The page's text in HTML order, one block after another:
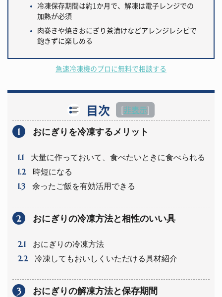
冷凍保存期間は約1か月で、解凍は電子レンジでの
加熱が必須
肉巻きや焼きおにぎり茶漬けなどアレンジレシピで
飽きずに楽しめる
急速冷凍機のプロに無料で相談する
目次 [非表示]
1 おにぎりを冷凍するメリット
1.1 大量に作っておいて、食べたいときに食べられる
1.2 時短になる
1.3 余ったご飯を有効活用できる
2 おにぎりの冷凍方法と相性のいい具
2.1 おにぎりの冷凍方法
2.2 冷凍してもおいしくいただける具材紹介
3 おにぎりの解凍方法と保存期間